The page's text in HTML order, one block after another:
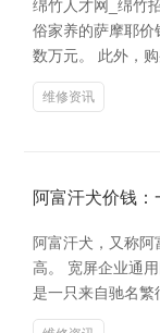
绵竹人才网_绵竹
俗家养的萨摩耶
数万元。 此外，
维修资讯
阿富汗犬价钱：
阿富汗犬，又称
高。 宽屏企业通
是一只来自驰名